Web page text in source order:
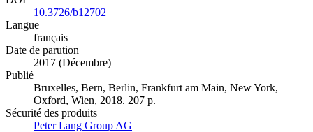
10.3726/b12702
Langue
français
Date de parution
2017 (Décembre)
Publié
Bruxelles, Bern, Berlin, Frankfurt am Main, New York,
Oxford, Wien, 2018. 207 p.
Sécurité des produits
Peter Lang Group AG